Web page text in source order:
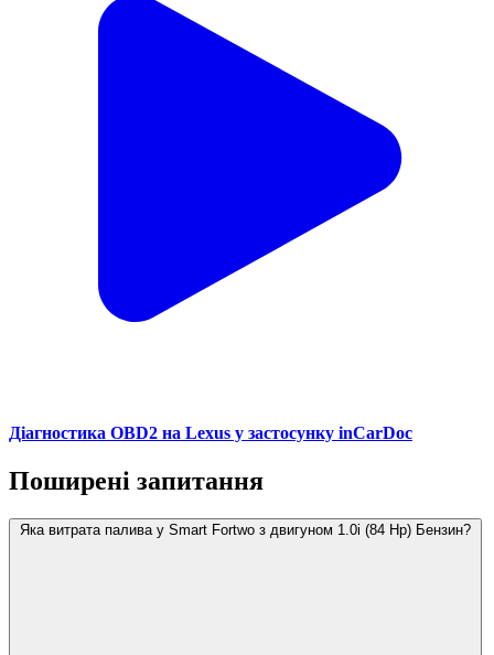
Діагностика OBD2 на Lexus у застосунку inCarDoc
Поширені запитання
Яка витрата палива у Smart Fortwo з двигуном 1.0i (84 Hp) Бензин?